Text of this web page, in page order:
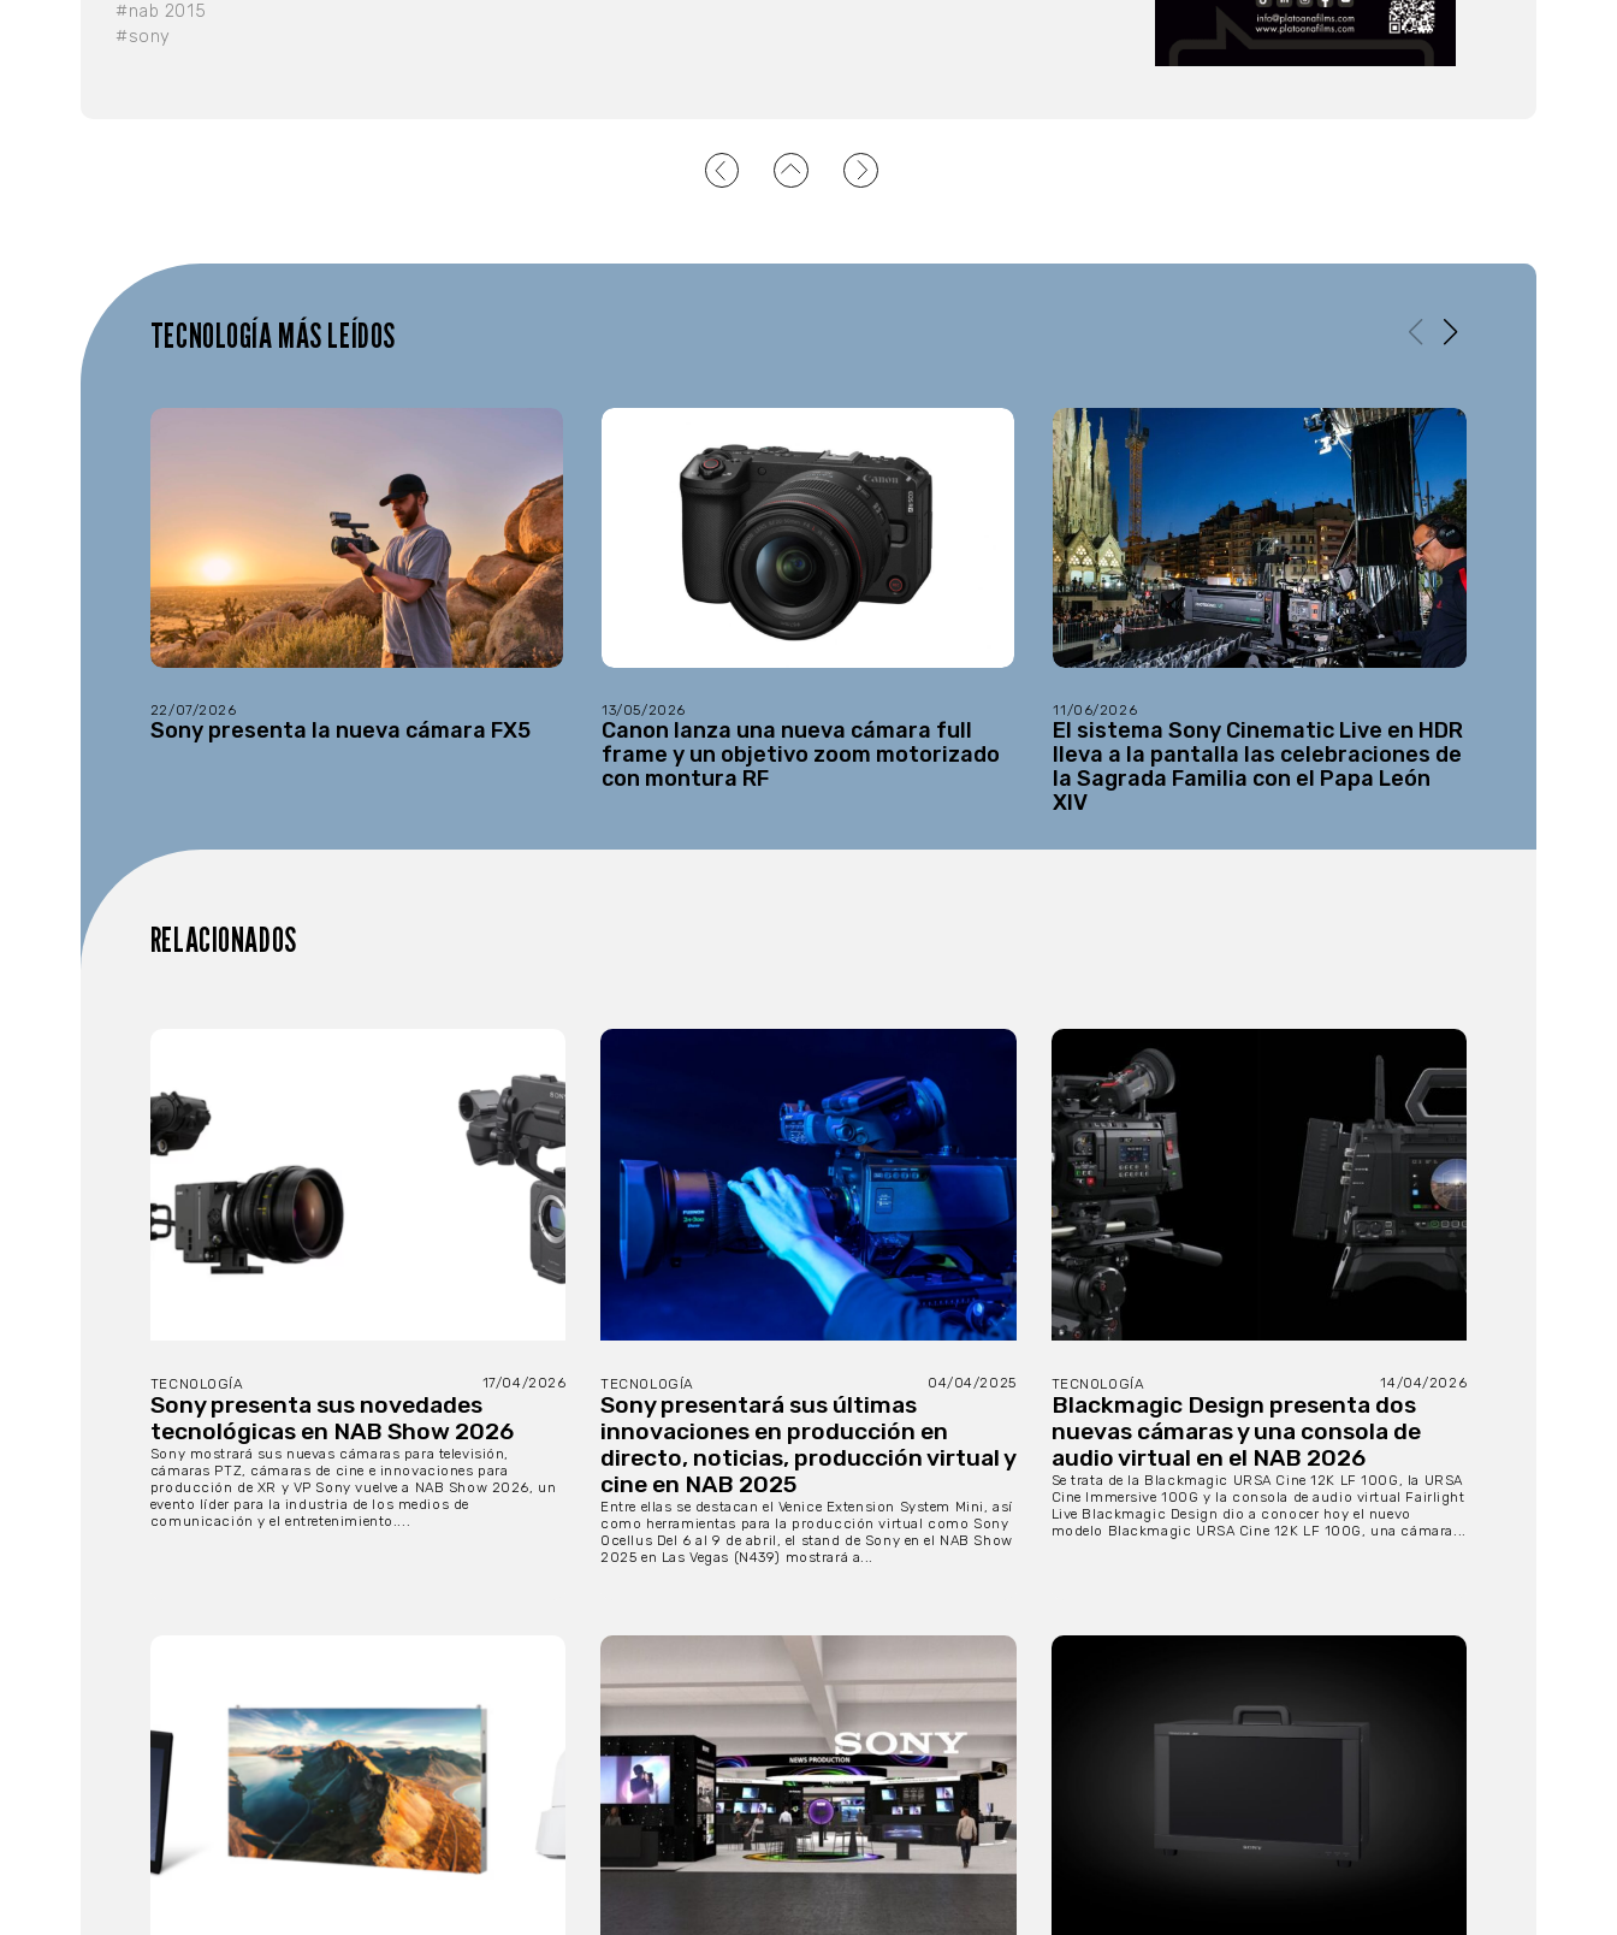
#nab 2015
#sony
TECNOLOGÍA MÁS LEÍDOS
22/07/2026
Sony presenta la nueva cámara FX5
13/05/2026
Canon lanza una nueva cámara full
frame y un objetivo zoom motorizado
con montura RF
11/06/2026
El sistema Sony Cinematic Live en HDR
lleva a la pantalla las celebraciones de
la Sagrada Familia con el Papa León
XIV
RELACIONADOS
TECNOLOGÍA 17/04/2026
Sony presenta sus novedades
tecnológicas en NAB Show 2026
Sony mostrará sus nuevas cámaras para televisión,
cámaras PTZ, cámaras de cine e innovaciones para
producción de XR y VP Sony vuelve a NAB Show 2026, un
evento líder para la industria de los medios de
comunicación y el entretenimiento....
TECNOLOGÍA 04/04/2025
Sony presentará sus últimas
innovaciones en producción en
directo, noticias, producción virtual y
cine en NAB 2025
Entre ellas se destacan el Venice Extension System Mini, así
como herramientas para la producción virtual como Sony
Ocellus Del 6 al 9 de abril, el stand de Sony en el NAB Show
2025 en Las Vegas (N439) mostrará a...
TECNOLOGÍA 14/04/2026
Blackmagic Design presenta dos
nuevas cámaras y una consola de
audio virtual en el NAB 2026
Se trata de la Blackmagic URSA Cine 12K LF 100G, la URSA
Cine Immersive 100G y la consola de audio virtual Fairlight
Live Blackmagic Design dio a conocer hoy el nuevo
modelo Blackmagic URSA Cine 12K LF 100G, una cámara...